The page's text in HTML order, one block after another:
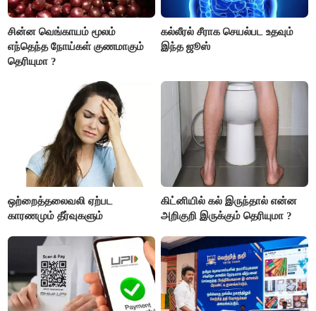
சின்ன வெங்காயம் மூலம்
எந்தெந்த நோய்கள் குணமாகும்
தெரியுமா ?
கல்லீரல் சீராக செயல்பட உதவும்
இந்த ஜூஸ்
ஒற்றைத்தலைவலி ஏற்பட
காரணமும் தீர்வுகளும்
கிட்னியில் கல் இருந்தால் என்ன
அறிகுறி இருக்கும் தெரியுமா ?